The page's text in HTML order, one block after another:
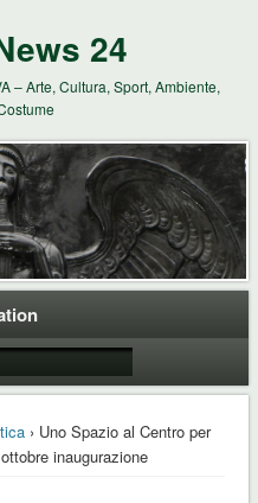
24
– Arte, Cultura, Sport, Ambiente,
› Uno Spazio al Centro per
inaugurazione